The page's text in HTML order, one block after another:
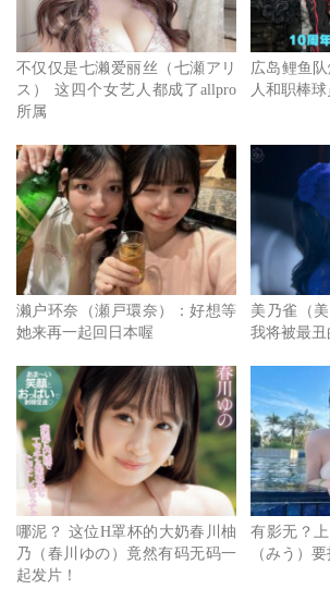
忽略佐仓みこ(佐仓美子)的无码历史继
的名字在有码界复活的：
只是我不太清楚樱もこ(樱萌子)的想法，
赚快钱一击脱离，没有回去有码界的打
是如果想要复活的话，目前的樱もこ(樱
的，就看她下一步要怎么走了～
点击查看完整图
不仅仅是七濑爱丽丝（七瀬アリ
ス） 这四个女艺人都成了allpro
所属
広岛鲤鱼
人和职棒
濑户环奈（瀬戸環奈）：好想等
她来再一起回日本喔
美乃雀（
我将被最
哪泥？ 这位H罩杯的大奶春川柚
乃（春川ゆの）竟然有码无码一
起发片！
有影无？
（みう）